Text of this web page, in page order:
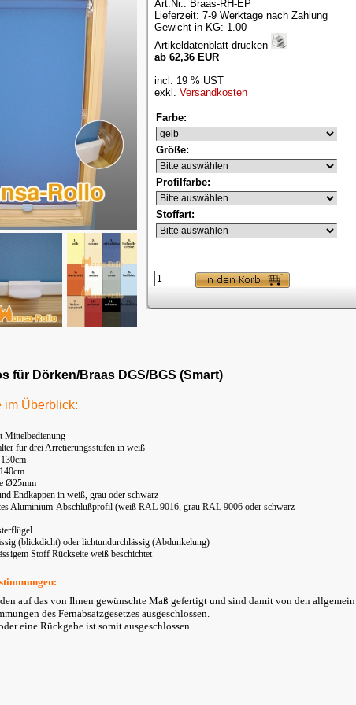
Art.Nr.: Braas-RH-EP
Lieferzeit: 7-9 Werktage nach Zahlung
Gewicht in KG: 1.00
Artikeldatenblatt drucken
ab 62,36 EUR
incl. 19 % UST
exkl. Versandkosten
Farbe:
Größe:
Profilfarbe:
Stoffart:
für Dörken/Braas DGS/BGS (Smart)
im Überb lick:
Mittelbedienung
für drei Arretierungsstufen in weiß
Ø25mm
Endkappen in weiß, grau oder schwarz
Aluminium-Abschlußprofil (weiß RAL 9016, grau RAL 9006 oder schwarz
(blickdicht) oder lichtundurchlässig (Abdunkelung)
Stoff Rückseite weiß beschichtet
auf das von Ihnen gewünschte Maß gefertigt und sind damit von den allgemein
des Fernabsatzgesetzes ausgeschlossen.
eine Rückgabe ist somit ausgeschlossen